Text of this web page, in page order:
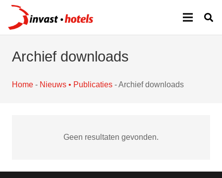
Archief downloads
Home - Nieuws • Publicaties -Archief downloads
Geen resultaten gevonden.